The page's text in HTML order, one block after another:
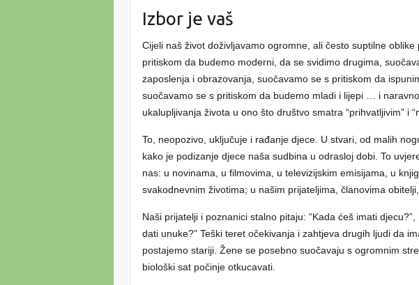
Izbor je vaš
Cijeli naš život doživljavamo ogromne, ali često suptilne
pritiskom da budemo moderni, da se svidimo drugima,
zaposlenja i obrazovanja, suočavamo se s pritiskom da
suočavamo se s pritiskom da budemo mladi i lijepi … i
ukalupljivanja života u ono što društvo smatra “prihvatljivim” i
To, neopozivo, uključuje i rađanje djece. U stvari, od malih
kako je podizanje djece naša sudbina u odrasloj dobi. To
nas: u novinama, u filmovima, u televizijskim emisijama, u
svakodnevnim životima; u našim prijateljima, članovima
Naši prijatelji i poznanici stalno pitaju: “Kada ćeš imati
dati unuke?” Teški teret očekivanja i zahtjeva drugih ljudi da
postajemo stariji. Žene se posebno suočavaju s ogromnim
biološki sat počinje otkucavati.